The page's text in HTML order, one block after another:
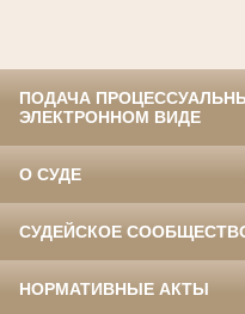
ПОДАЧА
ЭЛЕКТРОННОМ ВИДЕ
О СУДЕ
СУДЕЙСКОЕ
НОРМАТИВНЫЕ АКТЫ